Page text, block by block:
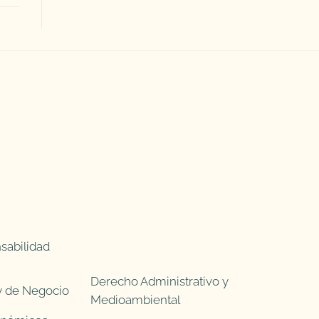
de Negocio
Derecho Administrativo y
Medioambiental